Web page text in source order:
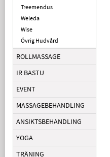
Treemendus
Weleda
Wise
Övrig Hudvård
ROLLMASSAGE
IR BASTU
EVENT
MASSAGEBEHANDLING
ANSIKTSBEHANDLING
YOGA
TRÄNING